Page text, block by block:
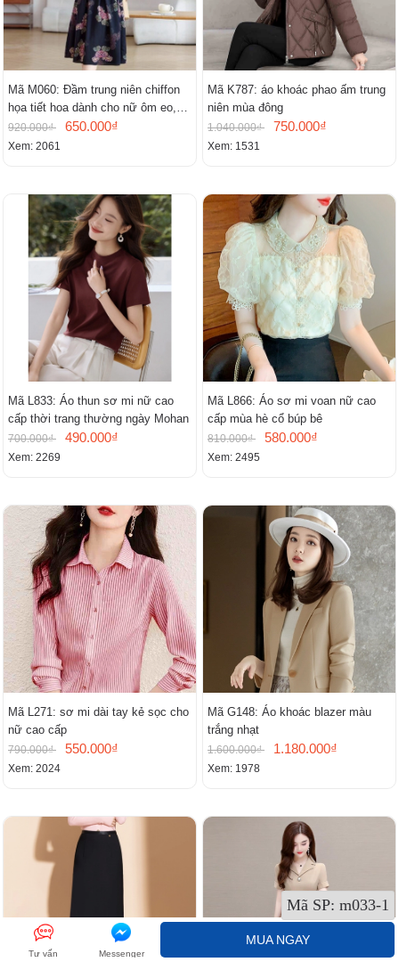
Mã SP: m033-1
Mã M060: Đầm trung niên chiffon
họa tiết hoa dành cho nữ ôm eo,
cổ chữ V, đầm midi tay ngắn thanh
lịch.
920.000₫ 650.000₫
Xem: 2061
Mã K787: áo khoác phao ấm trung
niên mùa đông
1.040.000₫ 750.000₫
Xem: 1531
Mã L833: Áo thun sơ mi nữ cao
cấp thời trang thường ngày Mohan
700.000₫ 490.000₫
Xem: 2269
Mã L866: Áo sơ mi voan nữ cao
cấp mùa hè cổ búp bê
810.000₫ 580.000₫
Xem: 2495
Mã L271: sơ mi dài tay kẻ sọc cho
nữ cao cấp
790.000₫ 550.000₫
Xem: 2024
Mã G148: Áo khoác blazer màu
trắng nhạt
1.600.000₫ 1.180.000₫
Xem: 1978
Tư vấn Messenger
MUA NGAY